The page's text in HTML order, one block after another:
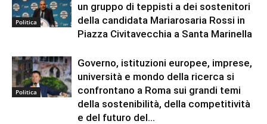
Politica
un gruppo di teppisti a dei sostenitori
della candidata Mariarosaria Rossi in
Piazza Civitavecchia a Santa Marinella
Politica
Governo, istituzioni europee, imprese,
università e mondo della ricerca si
confrontano a Roma sui grandi temi
della sostenibilità, della competitività
e del futuro del...